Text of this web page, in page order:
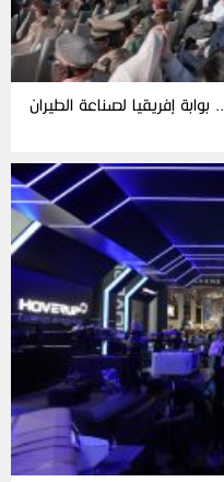
معرض مراكش الدولي للطيران 2026.. بوابة إفريقيا لصناعة الطيران